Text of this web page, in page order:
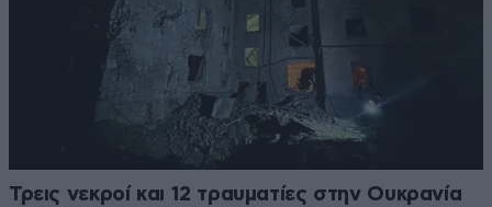
Τρεις νεκροί και 12 τραυματίες στην Ουκρανία